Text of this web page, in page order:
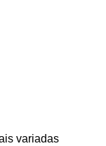
variadas